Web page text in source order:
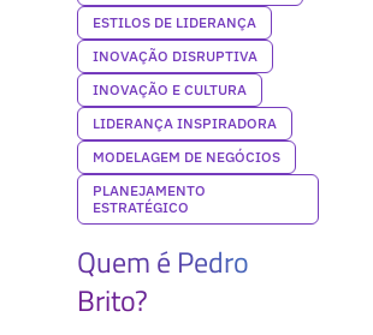
ESTILOS DE LIDERANÇA
INOVAÇÃO DISRUPTIVA
INOVAÇÃO E CULTURA
LIDERANÇA INSPIRADORA
MODELAGEM DE NEGÓCIOS
PLANEJAMENTO
ESTRATÉGICO
Quem é Pedro
Brito?